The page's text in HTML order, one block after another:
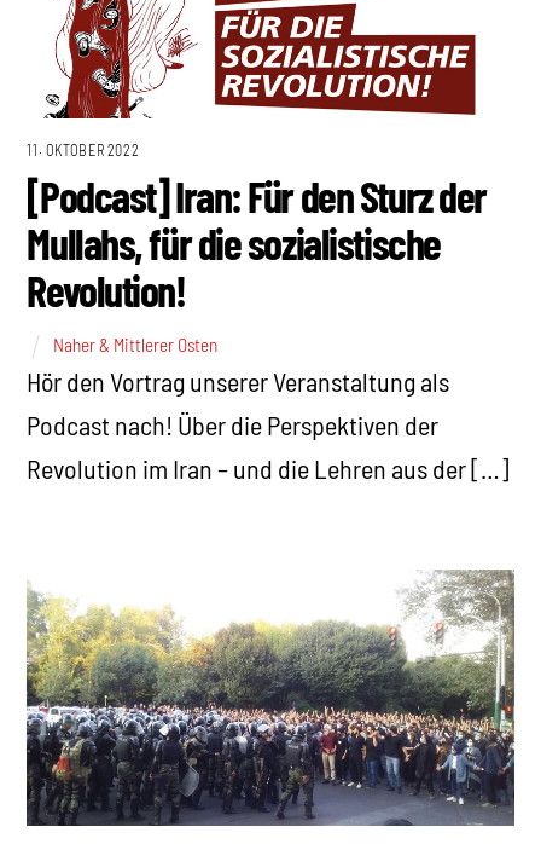
11. OKTOBER 2022
[Podcast] Iran: Für den Sturz der
Mullahs, für die sozialistische
Revolution!
Naher & Mittlerer Osten
Hör den Vortrag unserer Veranstaltung als
Podcast nach! Über die Perspektiven der
Revolution im Iran – und die Lehren aus der […]